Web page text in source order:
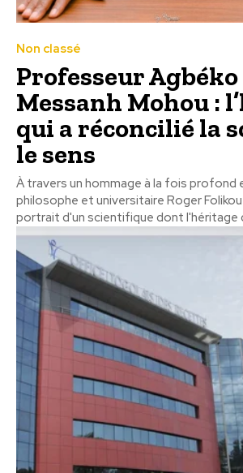
Non classé
Professeur Agbéko
Messanh Mohou :
qui a réconcilié la
le sens
À travers un hommage à la fois profond
philosophe et universitaire Roger
portrait d'un scientifique dont l'héritage